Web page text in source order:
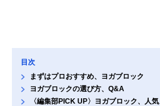
目次
まずはプロおすすめ、ヨガブロック
ヨガブロックの選び方、Q&A
〈編集部PICK UP〉ヨガブロック、人